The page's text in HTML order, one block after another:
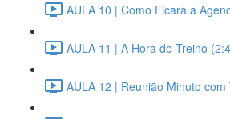
AULA 10 | Como Ficará a
AULA 11 | A Hora do Treino
AULA 12 | Reunião Minuto com